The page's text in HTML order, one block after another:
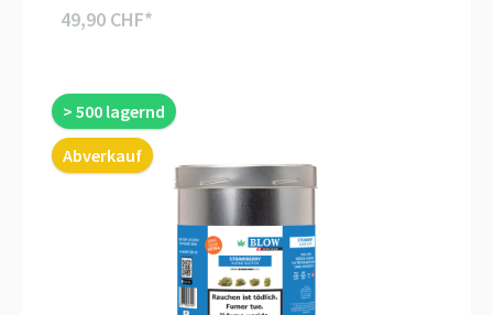
49,90 CHF*
> 500 lagernd
Abverkauf